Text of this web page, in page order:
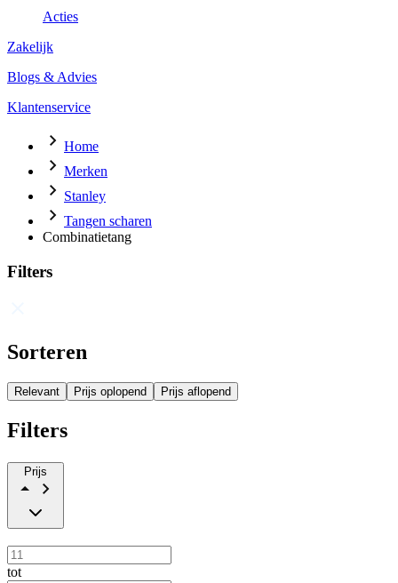
Acties
Zakelijk
Blogs & Advies
Klantenservice
Home
Merken
Stanley
Tangen scharen
Combinatietang
Filters
Sorteren
Relevant Prijs oplopend Prijs aflopend
Filters
Prijs
tot